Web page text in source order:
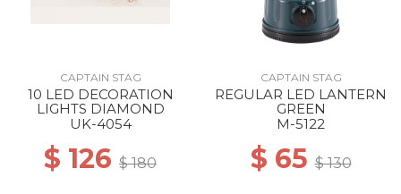
CAPTAIN STAG
10 LED DECORATION
LIGHTS DIAMOND
UK-4054
$ 126 $ 180
CAPTAIN STAG
REGULAR LED LANTERN
GREEN
M-5122
$ 65$ 130